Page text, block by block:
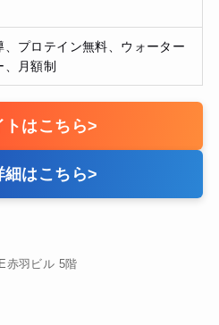
、プロテイン無料、ウォーター
、月額制
トはこちら>
細はこちら>
赤羽ビル 5階